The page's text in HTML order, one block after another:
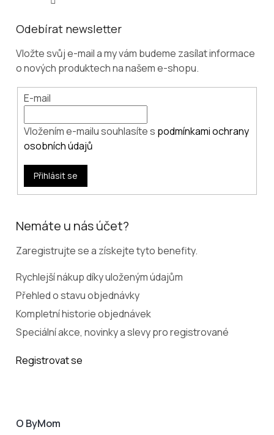
Odebírat newsletter
Vložte svůj e-mail a my vám budeme zasílat informace
o nových produktech na našem e-shopu.
E-mail
Vložením e-mailu souhlasíte s podmínkami ochrany
osobních údajů
Přihlásit se
Nemáte u nás účet?
Zaregistrujte se a získejte tyto benefity.
Rychlejší nákup díky uloženým údajům
Přehled o stavu objednávky
Kompletní historie objednávek
Speciální akce, novinky a slevy pro registrované
Registrovat se
O ByMom